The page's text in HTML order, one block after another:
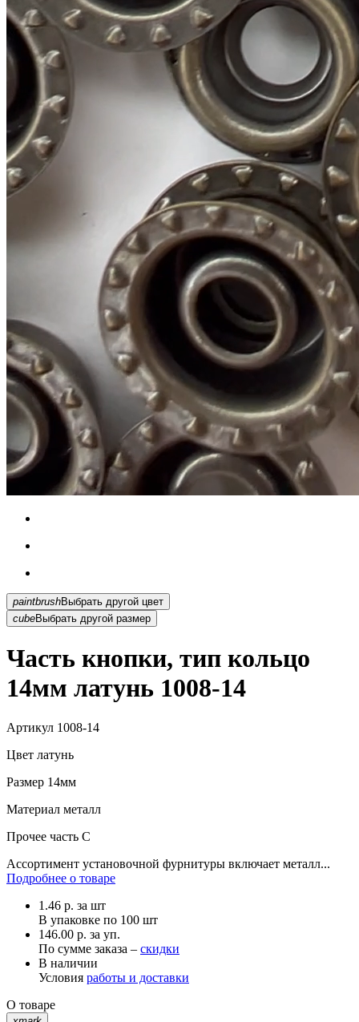
paintbrush
Выбрать другой цвет
cubeВыбрать другой размер
Часть кнопки, тип кольцо
14мм латунь 1008-14
Артикул 1008-14
Цвет латунь
Размер 14мм
Материал металл
Прочее часть С
Ассортимент установочной фурнитуры включает металл...
Подробнее о товаре
1.46 р. за шт
В упаковке по 100 шт
146.00 р. за уп.
По сумме заказа – скидки
В наличии
Условия работы и доставки
О товаре